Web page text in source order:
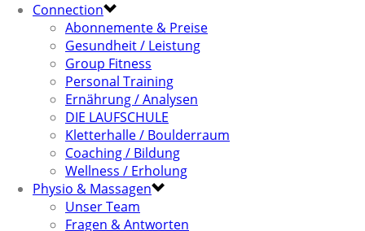
Connection
Abonnemente & Preise
Gesundheit / Leistung
Group Fitness
Personal Training
Ernährung / Analysen
DIE LAUFSCHULE
Kletterhalle / Boulderraum
Coaching / Bildung
Wellness / Erholung
Physio & Massagen
Unser Team
Fragen & Antworten